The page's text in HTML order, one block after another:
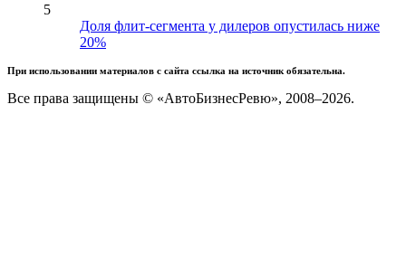
5
Доля флит-сегмента у дилеров опустилась ниже
20%
При использовании материалов с сайта ссылка на источник обязательна.
Все права защищены © «АвтоБизнесРевю», 2008–2026.